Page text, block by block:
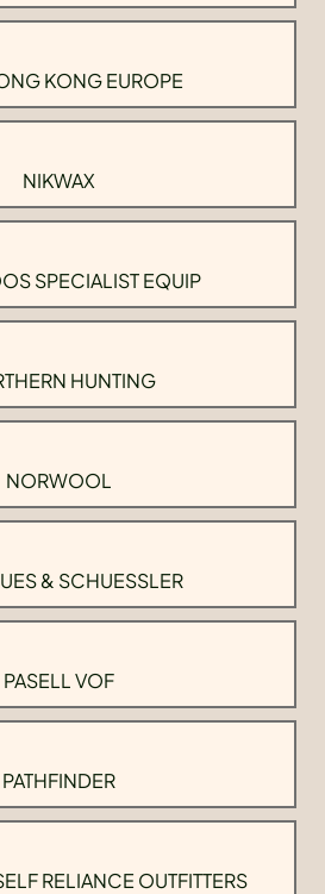
KONG EUROPE
NIKWAX
SPECIALIST EQUIP
HUNTING
NORWOOL
& SCHUESSLER
PASELL VOF
PATHFINDER
RELIANCE OUTFITTERS